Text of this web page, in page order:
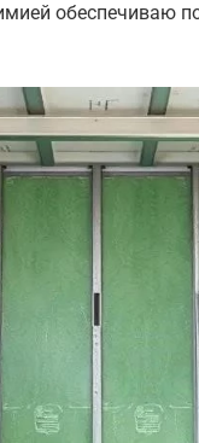
обеспечиваю